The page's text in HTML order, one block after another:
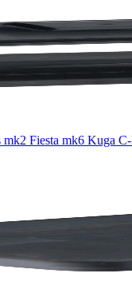
mk2 Fiesta mk6 Kuga